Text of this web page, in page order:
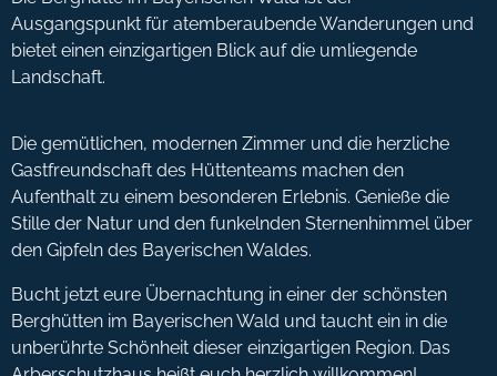
Ausgangspunkt für atemberaubende Wanderungen und
bietet einen einzigartigen Blick auf die umliegende
Landschaft.
Die gemütlichen, modernen Zimmer und die herzliche
Gastfreundschaft des Hüttenteams machen den
Aufenthalt zu einem besonderen Erlebnis. Genieße die
Stille der Natur und den funkelnden Sternenhimmel über
den Gipfeln des Bayerischen Waldes.
Bucht jetzt eure Übernachtung in einer der schönsten
Berghütten im Bayerischen Wald und taucht ein in die
unberührte Schönheit dieser einzigartigen Region. Das